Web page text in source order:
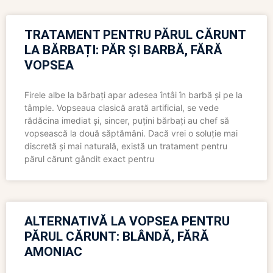
TRATAMENT PENTRU PĂRUL CĂRUNT
LA BĂRBAȚI: PĂR ȘI BARBĂ, FĂRĂ
VOPSEA
Firele albe la bărbați apar adesea întâi în barbă și pe la
tâmple. Vopseaua clasică arată artificial, se vede
rădăcina imediat și, sincer, puțini bărbați au chef să
vopsească la două săptămâni. Dacă vrei o soluție mai
discretă și mai naturală, există un tratament pentru
părul cărunt gândit exact pentru
ALTERNATIVĂ LA VOPSEA PENTRU
PĂRUL CĂRUNT: BLÂNDĂ, FĂRĂ
AMONIAC